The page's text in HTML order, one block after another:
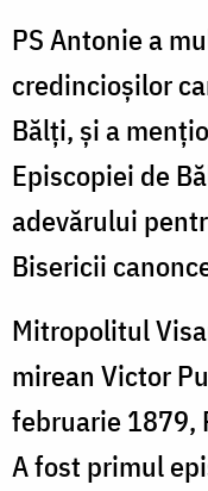
PS Antonie a
credincioșilor
Bălți, și a
Episcopiei de
adevărului
Bisericii
Mitropolitul
mirean Victor
februarie 1879,
A fost primul